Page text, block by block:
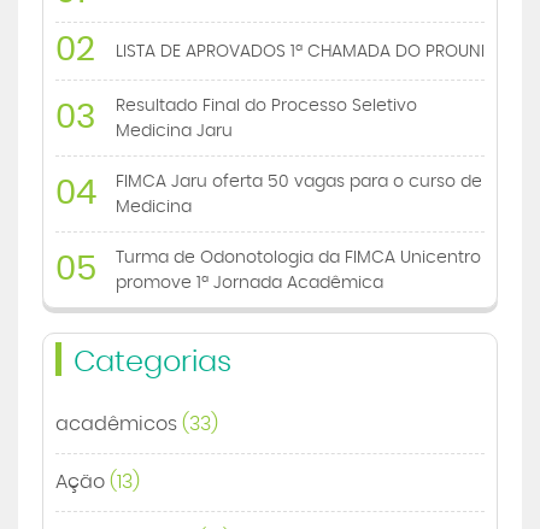
02 LISTA DE APROVADOS 1ª CHAMADA DO PROUNI
03
Resultado Final do Processo Seletivo
Medicina Jaru
04
FIMCA Jaru oferta 50 vagas para o curso de
Medicina
05
Turma de Odonotologia da FIMCA Unicentro
promove 1ª Jornada Acadêmica
Categorias
acadêmicos (33)
Ação (13)